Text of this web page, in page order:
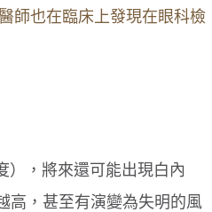
師也在臨床上發現在眼科檢
），將來還可能出現白內
高，甚至有演變為失明的風